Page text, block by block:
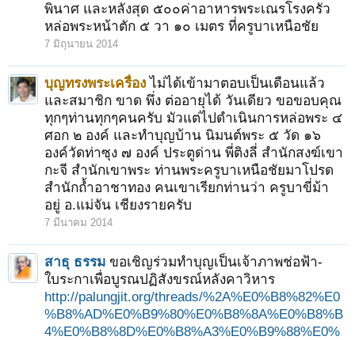
พินาศ และหลังสุด ๕๐๐ค่าอาหารพระเณรโรงครัว
หล่อพระหน้าตัก ๕ วา ๑๐ เมตร ที่ครูบาเหนือชัย
7 มิถุนายน 2014
บุญทรงพระเครื่อง ไม่ได้เข้ามาตอบเป็นเดือนแล้ว
และสมาชิก ขาด พึ่ง ต่ออายุได้ วันเดียว ขอขอบคุณ
ทุกๆท่านทุกๆคนครับ มัวแต่ไปดำเนินการหล่อพระ ๔
ศอก ๒ องค์ และทำบุญบ้าน นิมนต์พระ ๕ วัด ๑๖
องค์วัดท่าซุง ๗ องค์ ประตูด่าน พี่ติงลี่ สำนักสงฆ์เขา
กะจี สำนักเขาพระ ท่านพระครูบาเหนือชัยมาโปรด
สำนักถ้ำอาชาทอง คนเขาเรียกท่านว่า ครูบาขี่ม้า
อยู่ อ.แม่จัน เชียงรายครับ
7 มีนาคม 2014
สาธุ ธรรม ขอเชิญร่วมทำบุญเป็นเจ้าภาพช่อฟ้า-
ใบระกาเพื่อบูรณปฏิสังขรณ์หลังคาวิหาร
http://palungjit.org/threads/%2A%E0%B8%82%E0
%B8%AD%E0%B9%80%E0%B8%8A%E0%B8%B
4%E0%B8%8D%E0%B8%A3%E0%B9%88%E0%